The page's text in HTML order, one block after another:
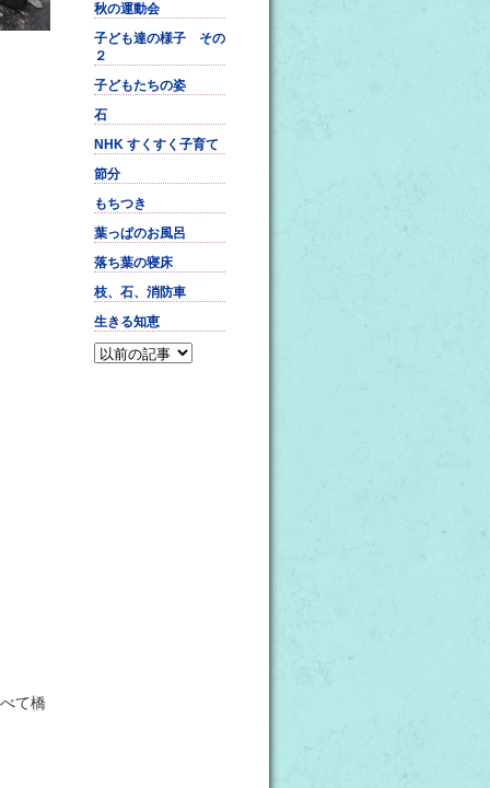
て橋
秋の運動会
子ども達の様子 その
２
子どもたちの姿
石
NHK すくすく子育て
節分
もちつき
葉っぱのお風呂
落ち葉の寝床
枝、石、消防車
生きる知恵